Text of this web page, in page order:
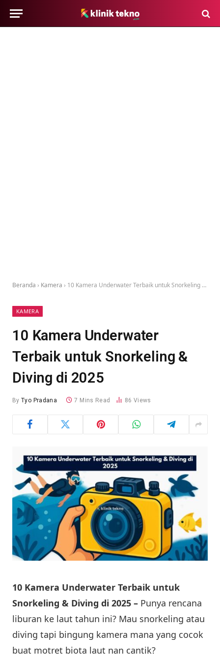
Beranda › Kamera › 10 Kamera Underwater Terbaik untuk Snorkeling & Diving di 2025
KAMERA
10 Kamera Underwater
Terbaik untuk Snorkeling &
Diving di 2025
By Tyo Pradana 7 Mins Read 86 Views
10 Kamera Underwater Terbaik untuk
Snorkeling & Diving di 2025 – Punya rencana
liburan ke laut tahun ini? Mau snorkeling atau
diving tapi bingung kamera mana yang cocok
buat motret biota laut nan cantik?